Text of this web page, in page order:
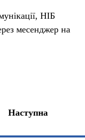
НІБ
месенджер на
Наступна